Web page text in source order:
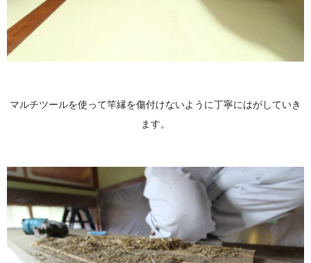
マルチツールを使って竿縁を傷付けないように丁寧にはがしていき
ます。